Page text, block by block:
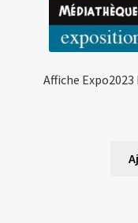
Affiche